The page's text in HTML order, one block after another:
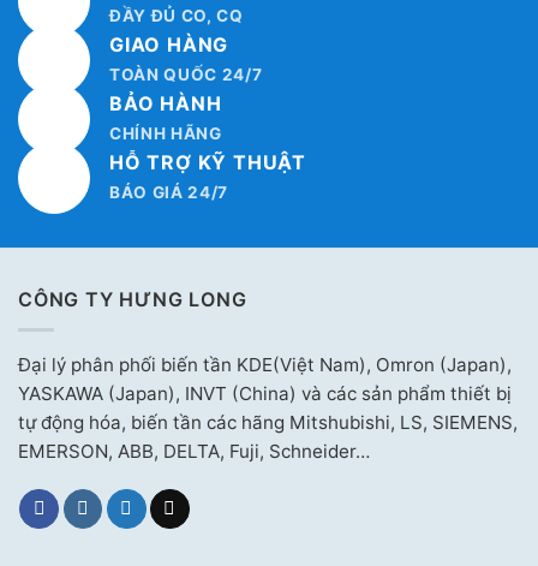
ĐẦY ĐỦ CO, CQ
GIAO HÀNG
TOÀN QUỐC 24/7
BẢO HÀNH
CHÍNH HÃNG
HỖ TRỢ KỸ THUẬT
BÁO GIÁ 24/7
CÔNG TY HƯNG LONG
Đại lý phân phối biến tần KDE(Việt Nam), Omron (Japan),
YASKAWA (Japan), INVT (China) và các sản phẩm thiết bị
tự động hóa, biến tần các hãng Mitshubishi, LS, SIEMENS,
EMERSON, ABB, DELTA, Fuji, Schneider…